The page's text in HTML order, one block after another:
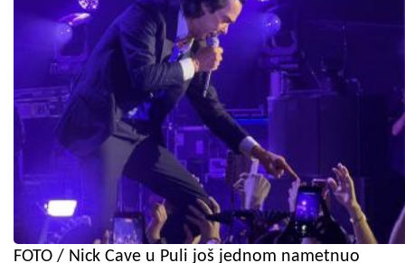
FOTO / Nick Cave u Puli još jednom nametnuo